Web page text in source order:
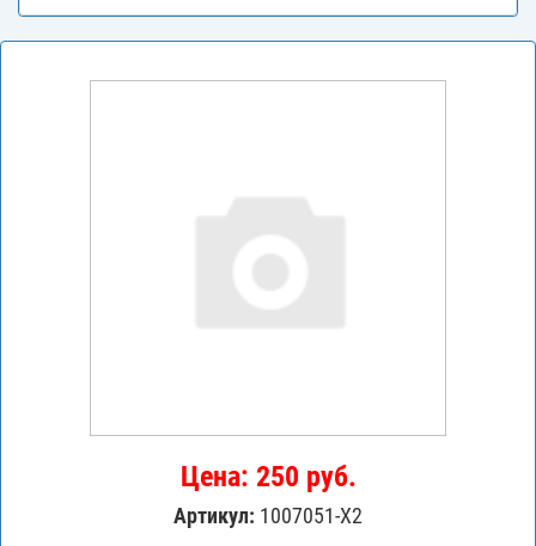
Цена: 250 руб.
Артикул: 1007051-X2